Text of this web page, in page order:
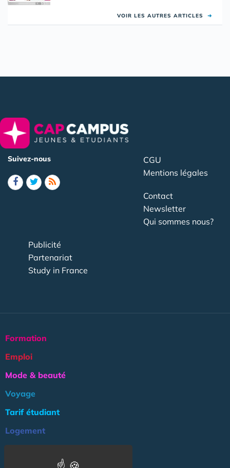
VOIR LES AUTRES ARTICLES ➜
Suivez-nous
CGU
Mentions légales
Contact
Newsletter
Qui sommes nous?
Publicité
Partenariat
Study in France
Formation
Emploi
Mode & beauté
Voyage
Tarif étudiant
Logement